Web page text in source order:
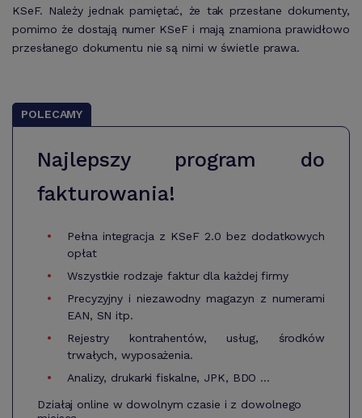
KSeF. Należy jednak pamiętać, że tak przesłane dokumenty,
pomimo że dostają numer KSeF i mają znamiona prawidłowo
przesłanego dokumentu nie są nimi w świetle prawa.
POLECAMY
Najlepszy program do
fakturowania!
Pełna integracja z KSeF 2.0 bez dodatkowych
opłat
Wszystkie rodzaje faktur dla każdej firmy
Precyzyjny i niezawodny magazyn z numerami
EAN, SN itp.
Rejestry kontrahentów, usług, środków
trwałych, wyposażenia.
Analizy, drukarki fiskalne, JPK, BDO ...
Działaj online w dowolnym czasie i z dowolnego